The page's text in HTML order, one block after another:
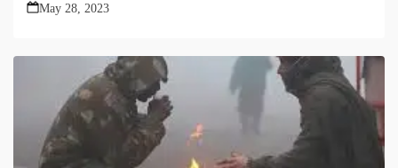
May 28, 2023